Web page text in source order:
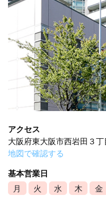
アクセス
大阪府東大阪市西岩田３丁
地図で確認する
基本営業日
月
火 水 木
金